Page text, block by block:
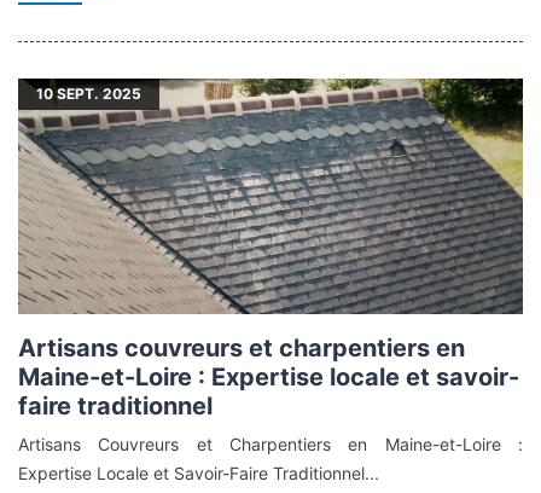
10 SEPT. 2025
Artisans couvreurs et charpentiers en
Maine-et-Loire : Expertise locale et savoir-
faire traditionnel
Artisans Couvreurs et Charpentiers en Maine-et-Loire :
Expertise Locale et Savoir-Faire Traditionnel...